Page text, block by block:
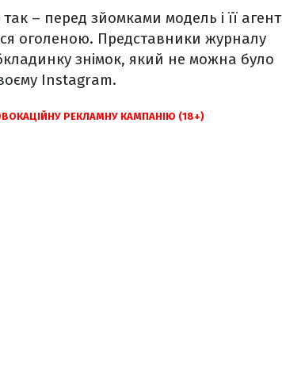
– перед зйомками модель і її агент
оголеною. Представники журналу
знімок, який не можна було
Іnstagram.
РЕКЛАМНУ КАМПАНІЮ (18+)